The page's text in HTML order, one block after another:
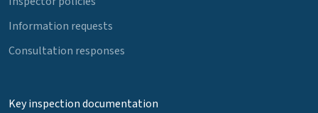
Information requests
Consultation responses
Key inspection documentation